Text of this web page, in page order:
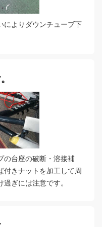
によりダウンチューブ下
の台座の破断・溶接補
付きナットを加工して周
ぎには注意です。